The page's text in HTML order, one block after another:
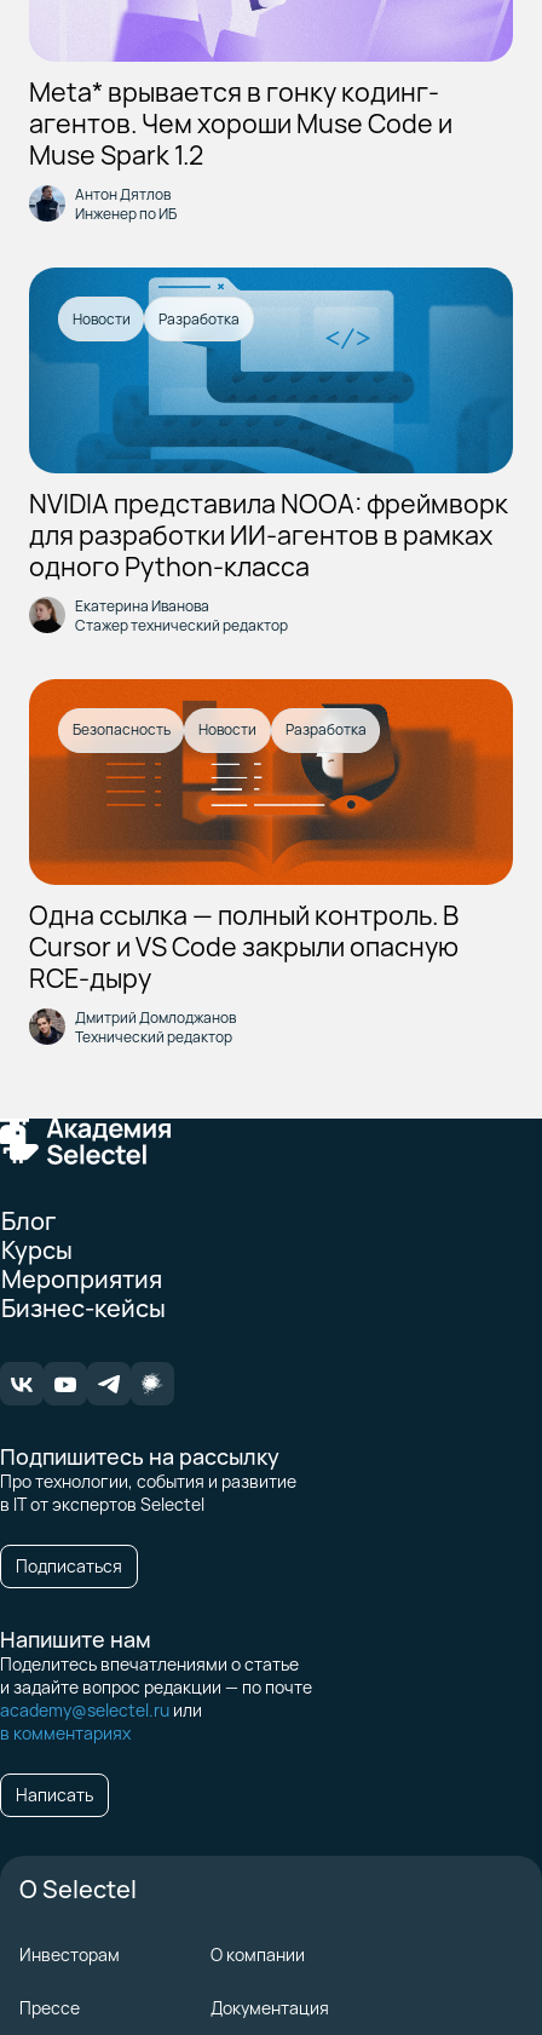
Meta* врывается в гонку кодинг-
агентов. Чем хороши Muse Code и
Muse Spark 1.2
Антон Дятлов
Инженер по ИБ
Новости Разработка
NVIDIA представила NOOA: фреймворк
для разработки ИИ-агентов в рамках
одного Python-класса
Екатерина Иванова
Стажер технический редактор
Безопасность Новости Разработка
Одна ссылка — полный контроль. В
Cursor и VS Code закрыли опасную
RCE-дыру
Дмитрий Домлоджанов
Технический редактор
Блог
Курсы
Мероприятия
Бизнес-кейсы
Подпишитесь на рассылку
Про технологии, события и развитие
в IT от экспертов Selectel
Подписаться
Напишите нам
Поделитесь впечатлениями о статье
и задайте вопрос редакции — по почте
academy@selectel.ru или
в комментариях
Написать
О Selectel
Инвесторам О компании
Прессе Документация